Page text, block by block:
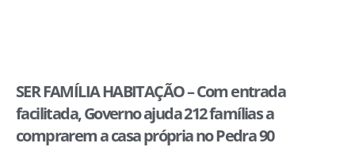
SER FAMÍLIA HABITAÇÃO – Com entrada
facilitada, Governo ajuda 212 famílias a
comprarem a casa própria no Pedra 90